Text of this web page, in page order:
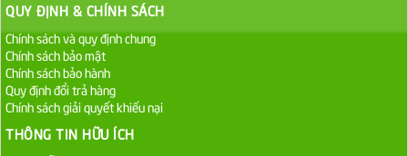
Nước tương cholimex 4,9L
QUY ĐỊNH & CHÍNH SÁCH
Chính sách và quy định chung
Chính sách bảo mật
Chính sách bảo hành
Quy định đổi trả hàng
Chính sách giải quyết khiếu nại
THÔNG TIN HỮU ÍCH